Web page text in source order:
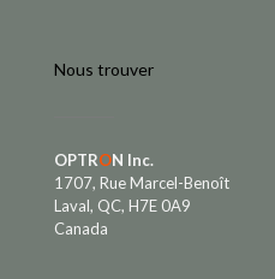
Nous trouver
OPTRON Inc.
1707, Rue Marcel-Benoît
Laval, QC, H7E 0A9
Canada